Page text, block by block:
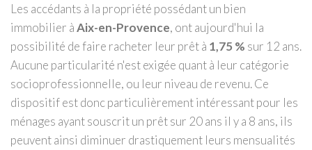
Les accédants à la propriété possédant un bien
immobilier àAix-en-Provence, ont aujourd'hui la
possibilité de faire racheter leur prêt à 1,75 % sur 12 ans.
Aucune particularité n'est exigée quant à leur catégorie
socioprofessionnelle, ou leur niveau de revenu. Ce
dispositif est donc particulièrement intéressant pour les
ménages ayant souscrit un prêt sur 20 ans il y a 8 ans, ils
peuvent ainsi diminuer drastiquement leurs mensualités